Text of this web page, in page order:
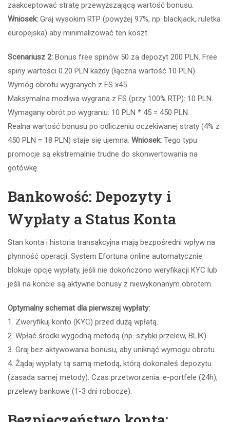
zaakceptować stratę przewyższającą wartość bonusu.
Wniosek: Graj wysokim RTP (powyżej 97%, np. blackjack, ruletka
europejska) aby minimalizować ten koszt.
Scenariusz 2: Bonus free spinów 50 za depozyt 200 PLN. Free
spiny wartości 0.20 PLN każdy (łączna wartość 10 PLN).
Wymóg obrotu wygranych z FS x45.
Maksymalna możliwa wygrana z FS (przy 100% RTP): 10 PLN.
Wymagany obrót po wygraniu: 10 PLN * 45 = 450 PLN.
Realna wartość bonusu po odliczeniu oczekiwanej straty (4% z
450 PLN = 18 PLN) staje się ujemna. Wniosek: Tego typu
promocje są ekstremalnie trudne do skonwertowania na
gotówkę.
Bankowość: Depozyty i
Wypłaty a Status Konta
Stan konta i historia transakcyjna mają bezpośredni wpływ na
płynność operacji. System Efortuna online automatycznie
blokuje opcję wypłaty, jeśli nie dokończono weryfikacji KYC lub
jeśli na koncie są aktywne bonusy z niewykonanym obrotem.
Optymalny schemat dla pierwszej wypłaty:
1. Zweryfikuj konto (KYC) przed dużą wpłatą.
2. Wpłać środki wygodną metodą (np. szybki przelew, BLIK).
3. Graj bez aktywowania bonusu, aby uniknąć wymogu obrotu.
4. Żądaj wypłaty tą samą metodą, którą dokonałeś depozytu
(zasada samej metody). Czas przetworzenia: e-portfele (24h),
przelewy bankowe (1-3 dni robocze).